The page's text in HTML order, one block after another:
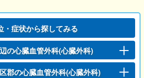
・症状から探してみる
の心臓血管外科(心臓外科)
郡の心臓血管外科(心臓外科)